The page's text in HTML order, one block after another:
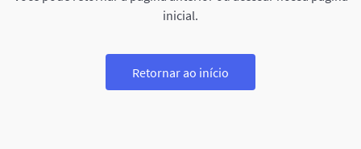
inicial.
Retornar ao início